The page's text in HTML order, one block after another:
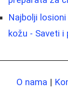
Najbolji
kožu - Saveti i
O nama |